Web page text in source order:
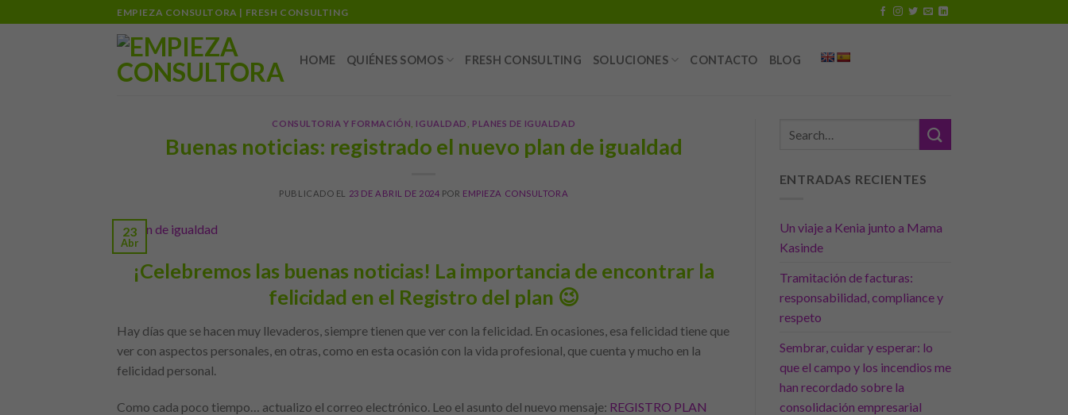
to
EMPIEZA CONSULTORA | FRESH CONSULTING
HOME QUIÉNES SOMOS FRESH CONSULTING SOLUCIONES CONTACTO BLOG
CONSULTORIA Y FORMACIÓN IGUALDAD PLANES DE IGUALDAD
Buenas noticias: registrado el nuevo plan de igualdad
PUBLICADO EL 23 DE ABRIL DE 2024 POR EMPIEZA CONSULTORA
23
Abr
¡Celebremos las buenas noticias! La importancia de encontrar la
felicidad en el Registro del plan 😉
Hay días que se hacen muy llevaderos, siempre tienen que ver con la felicidad. En ocasiones, esa felicidad tiene que
ver con aspectos personales, en otras, como en esta ocasión con la vida profesional, que cuenta y mucho en la
felicidad personal.
Como cada poco tiempo… actualizo el correo electrónico. Leo el asunto del nuevo mensaje: REGISTRO PLAN
ENTRADAS RECIENTES
Un viaje a Kenia junto a Mama
Kasinde
Tramitación de facturas:
responsabilidad, compliance y
respeto
Sembrar, cuidar y esperar: lo
que el campo y los incendios me
han recordado sobre la
consolidación empresarial